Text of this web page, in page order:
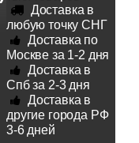
Доставка в
любую точку СНГ
Доставка по
Москве за 1-2 дня
Доставка в
Спб за 2-3 дня
Доставка в
другие города РФ
3-6 дней